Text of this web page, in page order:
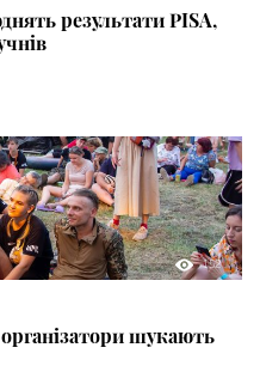
результати PISA,
152
шукають